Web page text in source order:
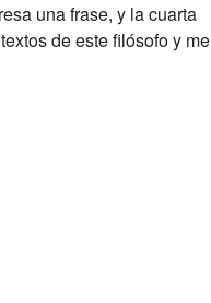
una frase, y la cuarta
de este filósofo y me